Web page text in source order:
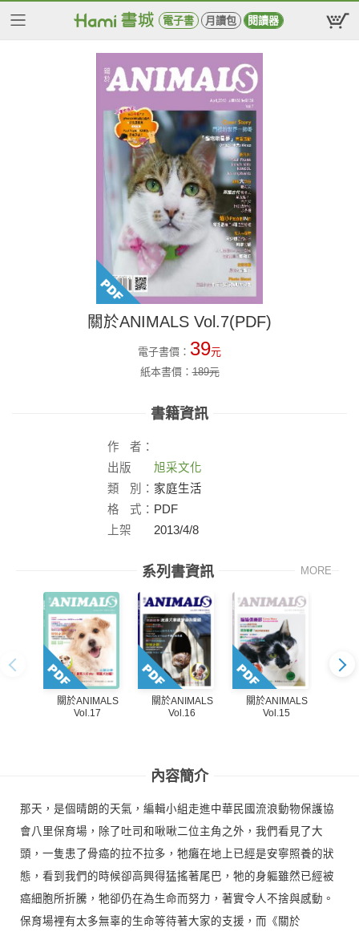
電子書 月讀包 閱讀器
關於ANIMALS Vol.7(PDF)
電子書價： 39元
紙本書價：189元
書籍資訊
作
者：
出版
社：
旭采文化
類
別： 家庭生活
格
式： PDF
上架
2013/4/8
系列書資訊 MORE
關於ANIMALS
Vol.17
關於ANIMALS
Vol.16
關於ANIMALS
Vol.15
內容簡介
那天，是個晴朗的天氣，編輯小組走進中華民國流浪動物保護協
會八里保育場，除了吐司和啾啾二位主角之外，我們看見了大
頭，一隻患了骨癌的拉不拉多，牠癱在地上已經是安寧照養的狀
態，看到我們的時候卻高興得猛搖著尾巴，牠的身軀雖然已經被
癌細胞所折騰，牠卻仍在為生命而努力，著實令人不捨與感動。
保育場裡有太多無辜的生命等待著大家的支援，而《關於